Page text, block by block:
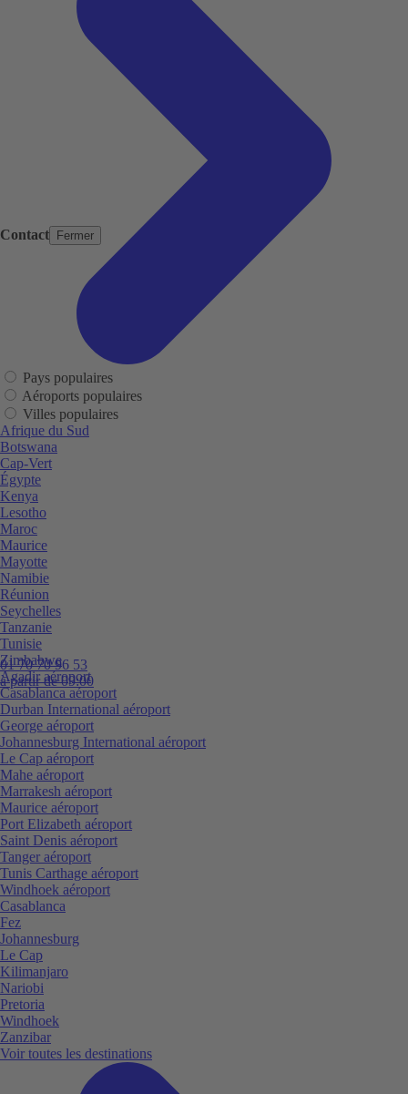
Contact Fermer
01 70 70 96 53
à partir de 09:00
Pays populaires
Aéroports populaires
Villes populaires
Afrique du Sud
Botswana
Cap-Vert
Égypte
Kenya
Lesotho
Maroc
Maurice
Mayotte
Namibie
Réunion
Seychelles
Tanzanie
Tunisie
Zimbabwe
Agadir aéroport
Casablanca aéroport
Durban International aéroport
George aéroport
Johannesburg International aéroport
Le Cap aéroport
Mahe aéroport
Marrakesh aéroport
Maurice aéroport
Port Elizabeth aéroport
Saint Denis aéroport
Tanger aéroport
Tunis Carthage aéroport
Windhoek aéroport
Casablanca
Fez
Johannesburg
Le Cap
Kilimanjaro
Nariobi
Pretoria
Windhoek
Zanzibar
Voir toutes les destinations